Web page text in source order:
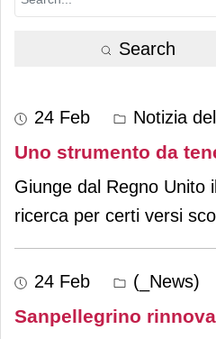
Search
24 Feb Notizia
Uno strumento da
Giunge dal Regno Unito
ricerca per certi versi
24 Feb (_News)
Sanpellegrino